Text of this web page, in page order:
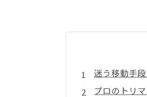
迷う移動手
プロのトリ